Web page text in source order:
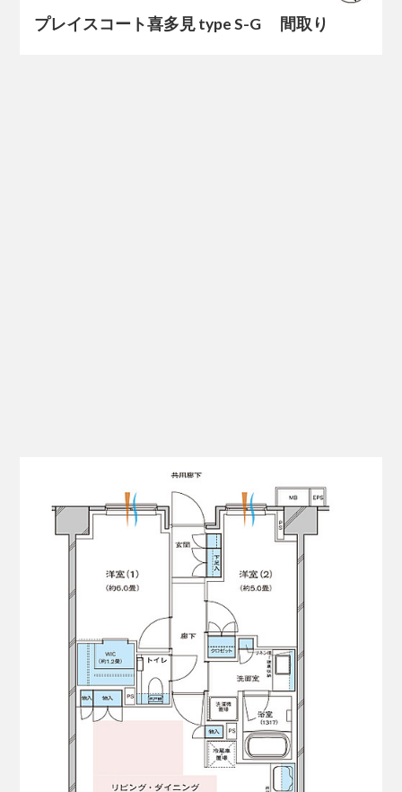
プレイスコート喜多見 type S-G 間取り